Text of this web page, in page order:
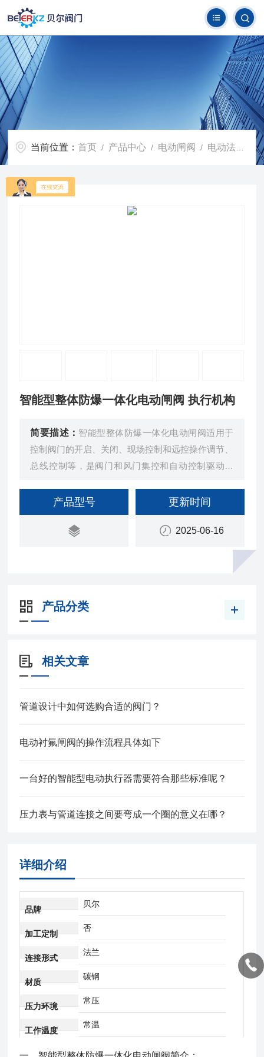
当前位置：首页 / 产品中心 / 电动闸阀 / 电动法兰闸阀
智能型整体防爆一体化电动闸阀 执行机构
简要描述： 智能型整体防爆一体化电动闸阀适用于
控制阀门的开启、关闭、现场控制和远控操作调节、
总线控制等，是阀门和风门集控和自动控制驱动装
产品型号 更新时间
2025-06-16
产品分类
相关文章
管道设计中如何选购合适的阀门？
电动衬氟闸阀的操作流程具体如下
一台好的智能型电动执行器需要符合那些标准呢？
压力表与管道连接之间要弯成一个圈的意义在哪？
详细介绍
品牌
贝尔
加工定制
否
连接形式
法兰
材质
碳钢
压力环境
常压
工作温度
常温